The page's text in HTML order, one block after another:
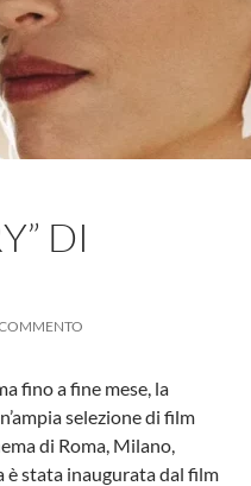
DI
fino a fine mese, la
selezione di film
di Roma, Milano,
è stata inaugurata dal film